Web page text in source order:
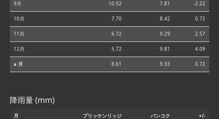
9月 10.02 7.81 -2.22
10月 7.70 8.42 0.72
11月 6.72 9.29 2.57
12月 5.72 9.81 4.09
⌀ 月 8.61 9.33 0.72
降雨量 (mm)
月 ブリッケンリッジ バンコク +/-